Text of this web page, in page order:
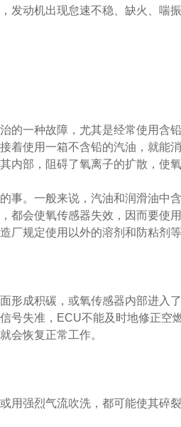
发动机出现怠速不稳、缺火、喘
的一种故障，尤其是经常使用含
着使用一箱不含铅的汽油，就能
内部，阻碍了氧离子的扩散，使
事。一般来说，汽油和润滑油中
都会使氧传感器失效，因而要使
厂规定使用以外的溶剂和防粘剂等
形成积碳，或氧传感器内部进入
号失准，ECU不能及时地修正空
会恢复正常工作。
用强烈气流吹洗，都可能使其碎